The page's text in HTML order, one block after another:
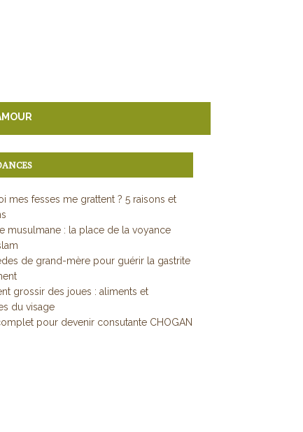
mes fesses me grattent ? 5 raisons et
musulmane : la place de la voyance
de grand-mère pour guérir la gastrite
grossir des joues : aliments et
du visage
pour devenir consutante CHOGAN